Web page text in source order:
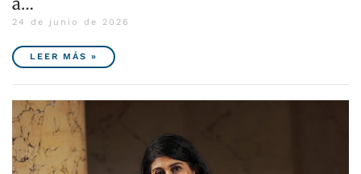
24 de junio de 2026
LEER MÁS »